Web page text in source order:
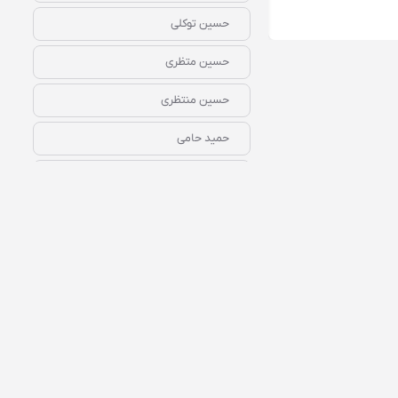
همین الان گوش کنحسین توکلی
حسین متظری
حسین منتظری
حمید حامی